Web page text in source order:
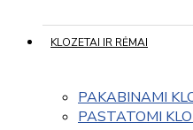
KLOZETAI IR RĖMAI
PAKABINAMI
PASTATOMI